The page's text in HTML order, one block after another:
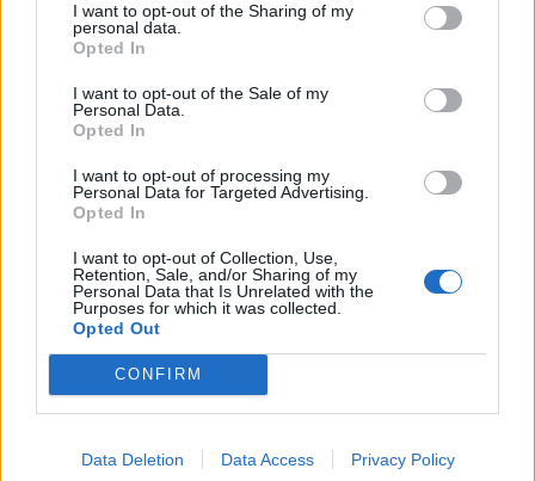
I want to opt-out of the Sharing of my
personal data.
Opted In
I want to opt-out of the Sale of my
Personal Data.
Opted In
I want to opt-out of processing my
Personal Data for Targeted Advertising.
Opted In
I want to opt-out of Collection, Use,
Retention, Sale, and/or Sharing of my
Personal Data that Is Unrelated with the
Purposes for which it was collected.
Opted Out
CONFIRM
Data Deletion Data Access Privacy Policy
Küszöbön a megállapodás a Hormuzi-
szorosról, de Irán benyújtotta a számlát:
elképesztő árat követelnek
Irán világossá tette, hogy az Ománnal kötött
megállapodás nem elég a világ egyik legfontosabb
hajózási útvonalának újranyitásához.